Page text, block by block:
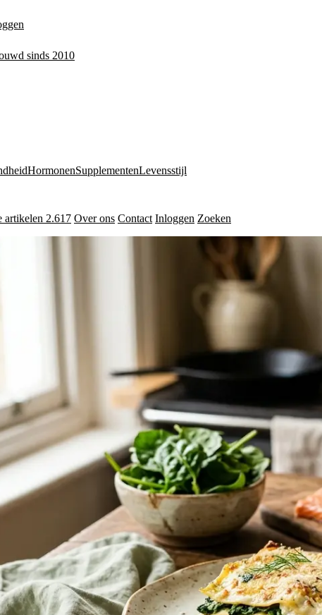
sinds 2010
HormonenSupplementenLevensstijl
artikelen 2.617 Over ons Contact Inloggen Zoeken